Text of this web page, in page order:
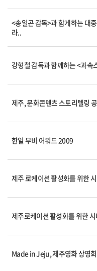
<송일곤 감독>과 함게하는 대
라..
강형철 감독과 함께하는 <과속
제주, 문화콘텐츠 스토리텔링
한일 무비 어워드 2009
제주 로케이션 활성화를 위한
제주로케이션 활성화를 위한
Made in Jeju, 제주영화 상영